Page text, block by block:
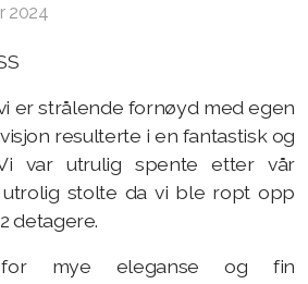
2024
er strålende fornøyd med egen
resulterte i en fantastisk og
var utrulig spente etter vår
stolte da vi ble ropt opp
detagere.
mye eleganse og fin